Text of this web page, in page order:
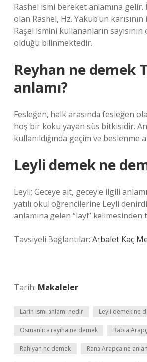
Rashel ismi bereket anlamına
olan Rashel, Hz. Yakub’un
Raşel ismini kullananların
olduğu bilinmektedir.
Reyhan ne demek
anlamı?
Fesleğen, halk arasında fesleğen
hoş bir koku yayan süs bitkisidir.
kullanıldığında geçim ve beslenme
Leyli demek ne
Leyli; Geceye ait, geceyle ilgili
yatılı okul öğrencilerine Leyli
anlamına gelen “layl” kelimesinden
Tavsiyeli Bağlantılar: Arbalet Kaç
Tarih: Makaleler
Larin ismi anlamı nedir Leyli demek ne
Osmanlıca rayiha ne demek Rabia
Rahiyan ne demek Rana Arapça ne